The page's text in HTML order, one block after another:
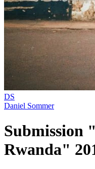
DS
Daniel Sommer
Submission
Rwanda"